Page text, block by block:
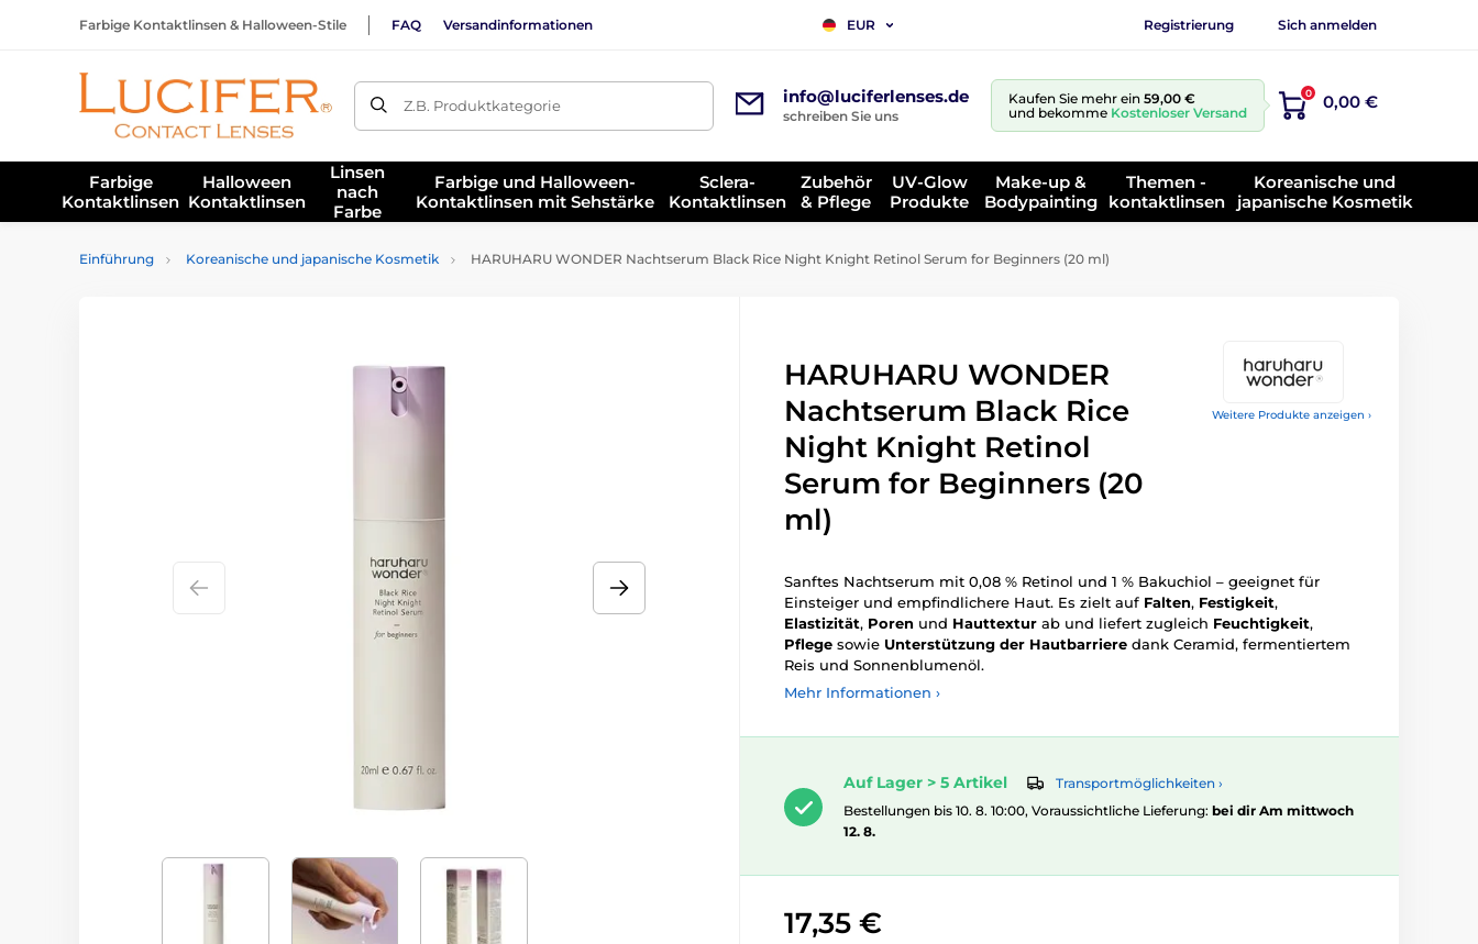
Farbige Kontaktlinsen & Halloween-Stile FAQ Versandinformationen EUR Registrierung Sich anmelden
Z.B. Produktkategorie info@luciferlenses.de
schreiben Sie uns
Kaufen Sie mehr ein 59,00 €
und bekomme Kostenloser Versand
0 0,00 €
Farbige
Kontaktlinsen
Halloween
Kontaktlinsen
Linsen
nach
Farbe
Farbige und Halloween-
Kontaktlinsen mit Sehstärke
Sclera-
Kontaktlinsen
Zubehör
& Pflege
UV-Glow
Produkte
Make-up &
Bodypainting
Themen -
kontaktlinsen
Koreanische und
japanische Kosmetik
Einführung Koreanische und japanische Kosmetik HARUHARU WONDER Nachtserum Black Rice Night Knight Retinol Serum for Beginners (20 ml)
Weitere Produkte anzeigen ›
HARUHARU WONDER
Nachtserum Black Rice
Night Knight Retinol
Serum for Beginners (20
ml)
Sanftes Nachtserum mit 0,08 % Retinol und 1 % Bakuchiol – geeignet für
Einsteiger und empfindlichere Haut. Es zielt auf Falten, Festigkeit,
Elastizität, Poren und Hauttextur ab und liefert zugleich Feuchtigkeit,
Pflege sowie Unterstützung der Hautbarriere dank Ceramid, fermentiertem
Reis und Sonnenblumenöl.
Mehr Informationen ›
Auf Lager > 5 Artikel
Transportmöglichkeiten ›
Bestellungen bis 10. 8. 10:00, Voraussichtliche Lieferung: bei dir Am mittwoch
12. 8.
17,35 €